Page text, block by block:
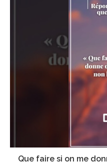
Que faire si on me